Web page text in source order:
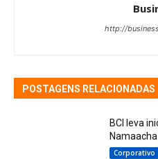
http://
POSTAGENS RELACIONADAS
BCI leva
Corporativo